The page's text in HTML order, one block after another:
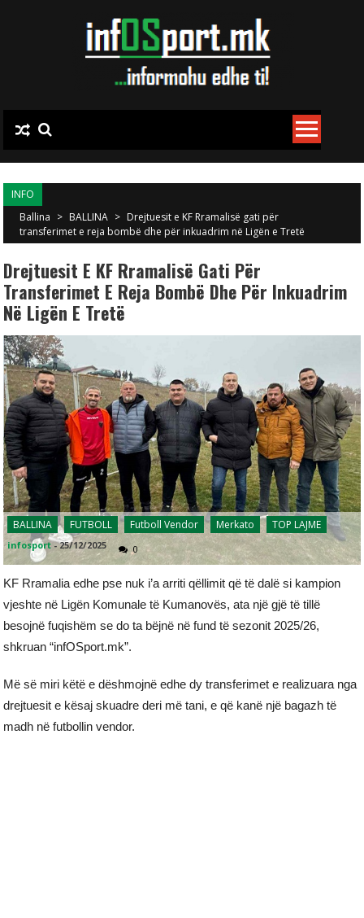
INFO
Ballina > BALLINA > Drejtuesit e KF Rramalisë gati për
transferimet e reja bombë dhe për inkuadrim në Ligën e Tretë
Drejtuesit E KF Rramalisë Gati Për
Transferimet E Reja Bombë Dhe Për Inkuadrim
Në Ligën E Tretë
BALLINA FUTBOLL Futboll Vendor Merkato TOP LAJME
infosport -25/12/2025 0
KF Rramalia edhe pse nuk i’a arriti qëllimit që të dalë si kampion
vjeshte në Ligën Komunale të Kumanovës, ata një gjë të tillë
besojnë fuqishëm se do ta bëjnë në fund të sezonit 2025/26,
shkruan “infOSport.mk”.
Më së miri këtë e dëshmojnë edhe dy transferimet e realizuara nga
drejtuesit e kësaj skuadre deri më tani, e që kanë një bagazh të
madh në futbollin vendor.